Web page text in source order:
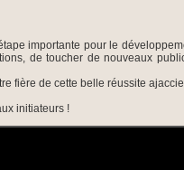
importante pour le
de toucher de nouveaux
fière de cette belle réussite
initiateurs !